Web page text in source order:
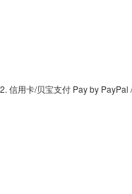
2. 信用卡/贝宝支付 Pay by